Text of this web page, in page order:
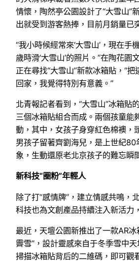
情懷，陶然亭公園設計了“大雪山”
出就受到游客熱捧，目前月銷量已
“我小時候經常來‘大雪山’，現在手
歲時滑‘大雪山’的照片。”在陶花園
正在尋找“大雪山”新款冰箱貼，“
回家，我覺得特別有意義。”
北青報記者看到，“大雪山”冰箱貼
三個冰箱貼組合而成。兩個孩童能
動，其中，女孩子身穿紅色棉襖，
男孩子留著齊劉海兒，是上世紀80
象，生動還原老北京孩子的難忘瞬
新科技“圈粉”年輕人
除了打“感情牌”，建立情感共鳴，
科技也為文創產品持續注入新活力
最近，天壇公園新推出了一款AR冰
霽雪”，設計靈感來自于冬季雪中
掃描冰箱貼背后的二維碼，即可觀